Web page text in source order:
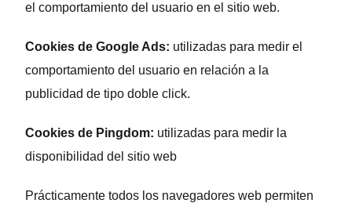
el comportamiento del usuario en el sitio web.
Cookies de Google Ads: utilizadas para medir el
comportamiento del usuario en relación a la
publicidad de tipo doble click.
Cookies de Pingdom: utilizadas para medir la
disponibilidad del sitio web
Prácticamente todos los navegadores web permiten